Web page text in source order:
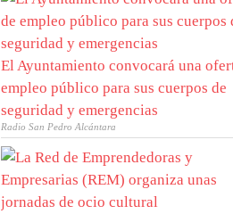
El Ayuntamiento convocará una
empleo público para sus cuerpos de
seguridad y emergencias
Radio San Pedro Alcántara